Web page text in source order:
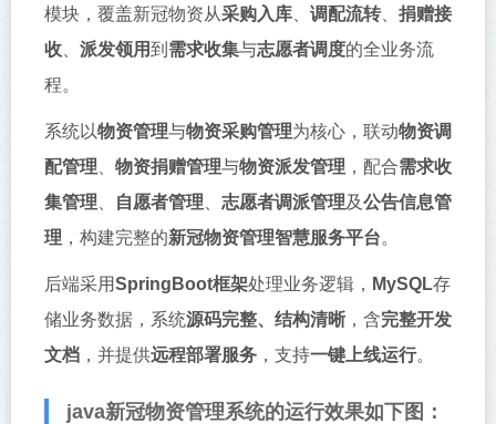
模块，覆盖新冠物资从采购入库 调配流转、 捐赠接
收
派发领用到 需求收集与志愿者调度的全业务流
程。
系统以物资管理与物资采购管理为核心，联动物资调
配管理
物资捐赠管理与物资派发管理 ，配合需求收
集管理
自愿者管理 志愿者调派管理及公告信息管
理 ，构建完整的新冠物资管理智慧服务平台。
后端采用SpringBoot框架处理业务逻辑， MySQL存
储业务数据，系统源码完整、结构清晰 ，含完整开发
文档 ，并提供远程部署服务 ，支持一键上线运行。
java新冠物资管理系统的运行效果如下图：